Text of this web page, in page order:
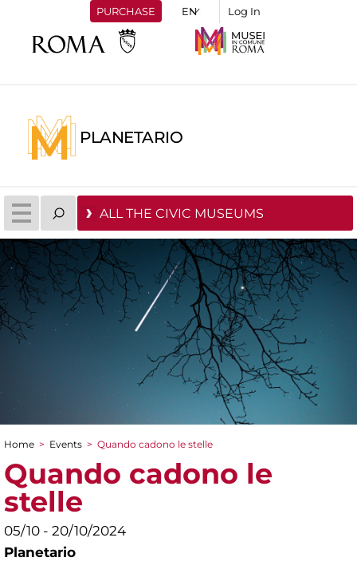
PURCHASE Log In
PLANETARIO
ALL THE CIVIC MUSEUMS
You are here
Home > Events > Quando cadono le stelle
Quando cadono le
stelle
05/10 - 20/10/2024
Planetario